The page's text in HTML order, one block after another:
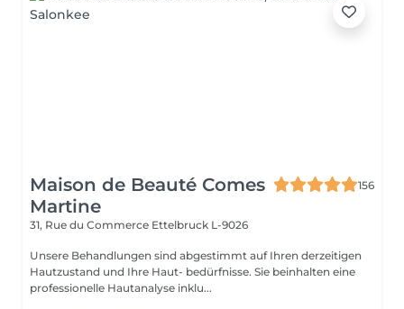
Maison de Beauté Comes
Martine
156
31, Rue du Commerce Ettelbruck L-9026
Unsere Behandlungen sind abgestimmt auf Ihren derzeitigen
Hautzustand und Ihre Haut- bedürfnisse. Sie beinhalten eine
professionelle Hautanalyse inklu...